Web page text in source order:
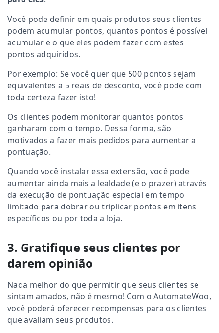
Você pode definir em quais produtos seus clientes
podem acumular pontos, quantos pontos é possível
acumular e o que eles podem fazer com estes
pontos adquiridos.
Por exemplo: Se você quer que 500 pontos sejam
equivalentes a 5 reais de desconto, você pode com
toda certeza fazer isto!
Os clientes podem monitorar quantos pontos
ganharam com o tempo. Dessa forma, são
motivados a fazer mais pedidos para aumentar a
pontuação.
Quando você instalar essa extensão, você pode
aumentar ainda mais a lealdade (e o prazer) através
da execução de pontuação especial em tempo
limitado para dobrar ou triplicar pontos em itens
específicos ou por toda a loja.
3. Gratifique seus clientes por
darem opinião
Nada melhor do que permitir que seus clientes se
sintam amados, não é mesmo! Com oAutomateWoo,
você poderá oferecer recompensas para os clientes
que avaliam seus produtos.